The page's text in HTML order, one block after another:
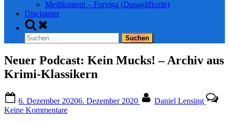
Medikament – Forxiga (Dapagliflozin)
Disclaimer
Toggle
search
form
Suchen
nach:
Neuer Podcast: Kein Mucks! – Archiv aus
Krimi-Klassikern
on
6. Dezember 20206. Dezember 2020
Daniel Lensing
Keine Kommentarezu